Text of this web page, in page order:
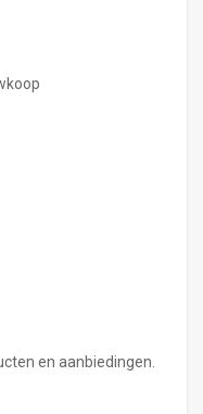
en aanbiedingen.